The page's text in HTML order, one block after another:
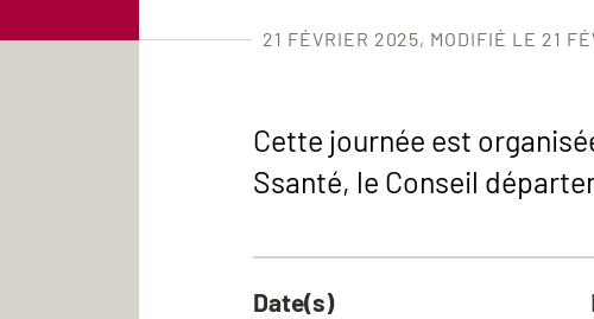
21 FÉVRIER 2025 MODIFIÉ LE 21
Cette journée est
Ssanté, le Conseil
Date(s)